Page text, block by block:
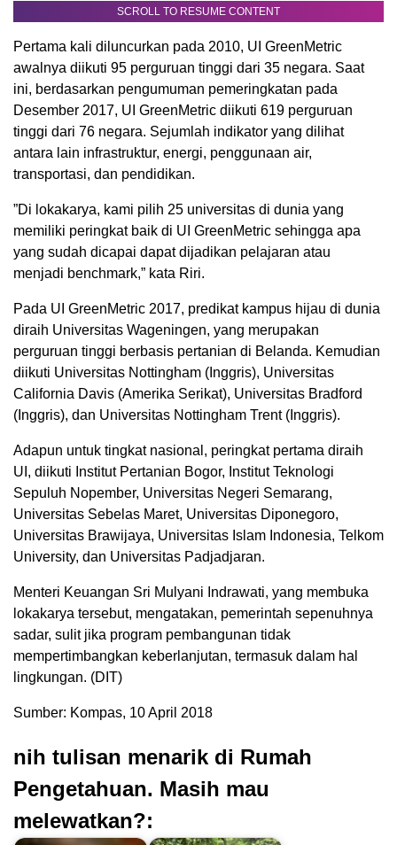
SCROLL TO RESUME CONTENT
Pertama kali diluncurkan pada 2010, UI GreenMetric
awalnya diikuti 95 perguruan tinggi dari 35 negara. Saat
ini, berdasarkan pengumuman pemeringkatan pada
Desember 2017, UI GreenMetric diikuti 619 perguruan
tinggi dari 76 negara. Sejumlah indikator yang dilihat
antara lain infrastruktur, energi, penggunaan air,
transportasi, dan pendidikan.
”Di lokakarya, kami pilih 25 universitas di dunia yang
memiliki peringkat baik di UI GreenMetric sehingga apa
yang sudah dicapai dapat dijadikan pelajaran atau
menjadi benchmark,” kata Riri.
Pada UI GreenMetric 2017, predikat kampus hijau di dunia
diraih Universitas Wageningen, yang merupakan
perguruan tinggi berbasis pertanian di Belanda. Kemudian
diikuti Universitas Nottingham (Inggris), Universitas
California Davis (Amerika Serikat), Universitas Bradford
(Inggris), dan Universitas Nottingham Trent (Inggris).
Adapun untuk tingkat nasional, peringkat pertama diraih
UI, diikuti Institut Pertanian Bogor, Institut Teknologi
Sepuluh Nopember, Universitas Negeri Semarang,
Universitas Sebelas Maret, Universitas Diponegoro,
Universitas Brawijaya, Universitas Islam Indonesia, Telkom
University, dan Universitas Padjadjaran.
Menteri Keuangan Sri Mulyani Indrawati, yang membuka
lokakarya tersebut, mengatakan, pemerintah sepenuhnya
sadar, sulit jika program pembangunan tidak
mempertimbangkan keberlanjutan, termasuk dalam hal
lingkungan. (DIT)
Sumber: Kompas, 10 April 2018
nih tulisan menarik di Rumah
Pengetahuan. Masih mau
melewatkan?: